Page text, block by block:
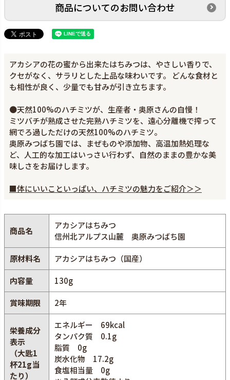
商品についてのお問い合わせ
アカシアの花の蜜から出来たはちみつは、やさしい香りで、
クセがなく、サラリとした上品な味わいです。 どんな食材と
も相性が良く、少量でも甘みが引き立ちます。
●天然100%のハチミツが、生産者・奥原さんの自慢！
ミツバチが熟成させた完熟ハチミツを、遠心分離機で搾って
網でろ過しただけの天然100%のハチミツ。
奥原みつばち園では、まぜものや添加物、高温加熱処理な
ど、人工的な加工はいっさい行わず、自然のままの豊かな美
味しさをお届けします。
■体にいいこといっぱい、ハチミツの魅力をご紹介＞＞
商品名
アカシアはちみつ
信州北アルプス山麓 奥原みつばち園
原材料名 アカシアはちみつ（国産）
内容量 130g
賞味期限 2年
栄養成分
表示
（大匙1
杯21g当
たり）
エネルギー 69kcal
タンパク質 0.1g
脂質 0g
炭水化物 17.2g
食塩相当量 0g